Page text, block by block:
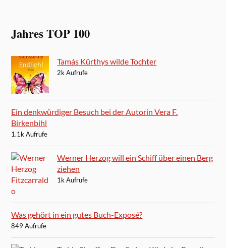
Jahres TOP 100
Tamás Kürthys wilde Tochter
2k Aufrufe
Ein denkwürdiger Besuch bei der Autorin Vera F.
Birkenbihl
1.1k Aufrufe
Werner Herzog will ein Schiff über einen Berg
ziehen
1k Aufrufe
Was gehört in ein gutes Buch-Exposé?
849 Aufrufe